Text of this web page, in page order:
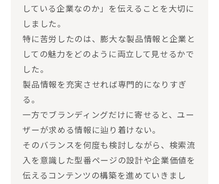
している企業なのか」を伝えることを大切に
しました。
特に苦労したのは、膨大な製品情報と企業と
しての魅力をどのように両立して見せるかで
した。
製品情報を充実させれば専門的になりすぎ
る。
一方でブランディングだけに寄せると、ユー
ザーが求める情報に辿り着けない。
そのバランスを何度も検討しながら、検索流
入を意識した型番ページの設計や企業価値を
伝えるコンテンツの構築を進めていきまし